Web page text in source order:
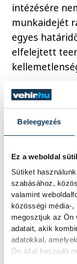
Beleegyezés
Ez a weboldal
Sütiket
szabásához,
valamint
közösségi média-,
megosztjuk az Ön
adatait, akik
adatokkal,
Ön által használt
intézésére
munkaidejét
egyes
elfelejtett
Ráadásul
igénybe, a
Hogyan
szolgáltatást?
Ahhoz, hogy
felesleges
flottapartnere